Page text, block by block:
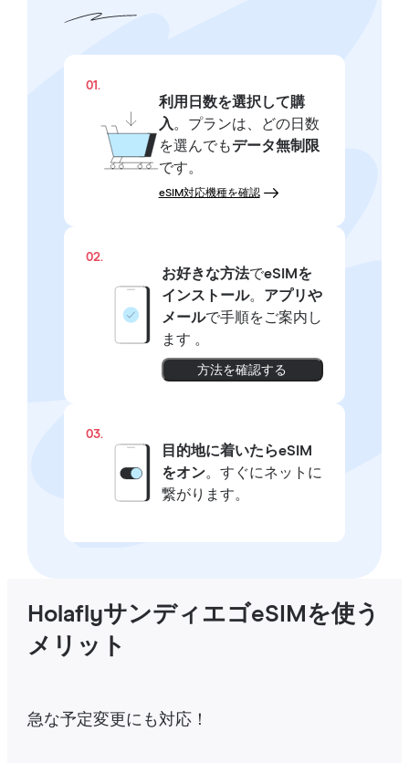
01.
利用日数を選択して購
入 。プランは、どの日数
を選んでもデータ無制限
です。
eSIM対応機種を確認
02.
お好きな方法でeSIMを
インストール。 アプリや
メールで手順をご案内し
ます 。
方法を確認する
03.
目的地に着いたらeSIM
をオン。すぐにネットに
繋がります。
HolaflyサンディエゴeSIMを使う
メリット
急な予定変更にも対応！